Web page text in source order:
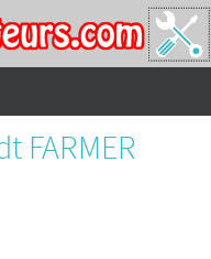
FARMER